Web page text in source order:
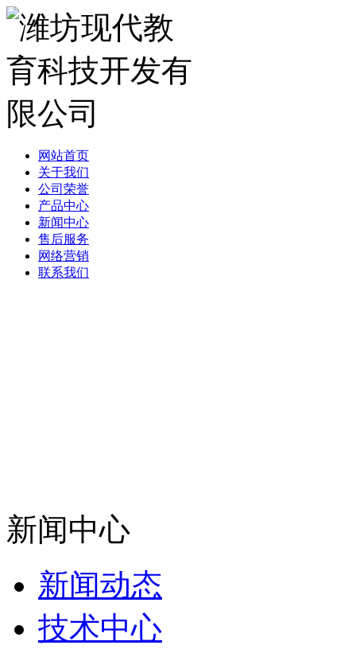
网站首页
关于我们
公司荣誉
产品中心
新闻中心
售后服务
网络营销
联系我们
新闻中心
新闻动态
技术中心